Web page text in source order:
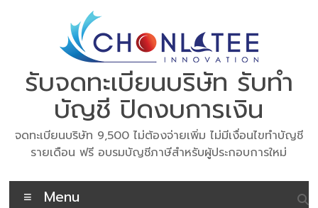
รับจดทะเบียนบริษัท รับทำ
บัญชี ปิดงบการเงิน
จดทะเบียนบริษัท 9,500 ไม่ต้องจ่ายเพิ่ม ไม่มีเงื่อนไขทำบัญชี
รายเดือน ฟรี อบรมบัญชีภาษีสำหรับผู้ประกอบการใหม่
Menu